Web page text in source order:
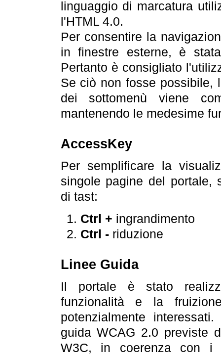
linguaggio di marcatura
l'HTML 4.0.
Per consentire la
in finestre esterne, è
Pertanto è consigliato
Se ciò non fosse possibile,
dei sottomenù viene
mantenendo le medesime
AccessKey
Per semplificare la
singole pagine del portale,
di tast:
Ctrl + ingrandimento
Ctrl -riduzione
Linee Guida
Il portale è stato
funzionalità e la
potenzialmente
guida WCAG 2.0 previste
W3C, in coerenza con i